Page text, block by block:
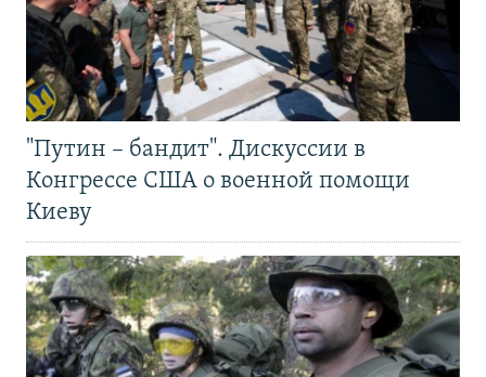
"Путин – бандит". Дискуссии в
Конгрессе США о военной помощи
Киеву